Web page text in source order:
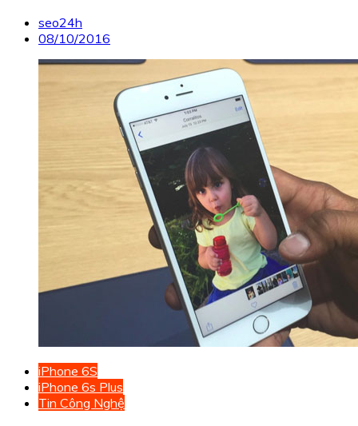
seo24h
08/10/2016
iPhone 6S
iPhone 6s Plus
Tin Công Nghệ